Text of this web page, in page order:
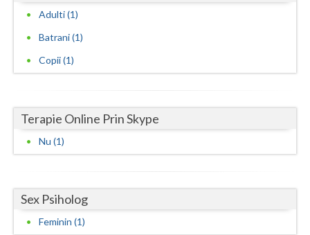
Ilfov
Mehedinti
Neamt
Olt
Prahova
Salaj
Adulti (1)
Batrani (1)
Copii (1)
Terapie Online Prin Skype
Nu (1)
Sex Psiholog
Feminin (1)